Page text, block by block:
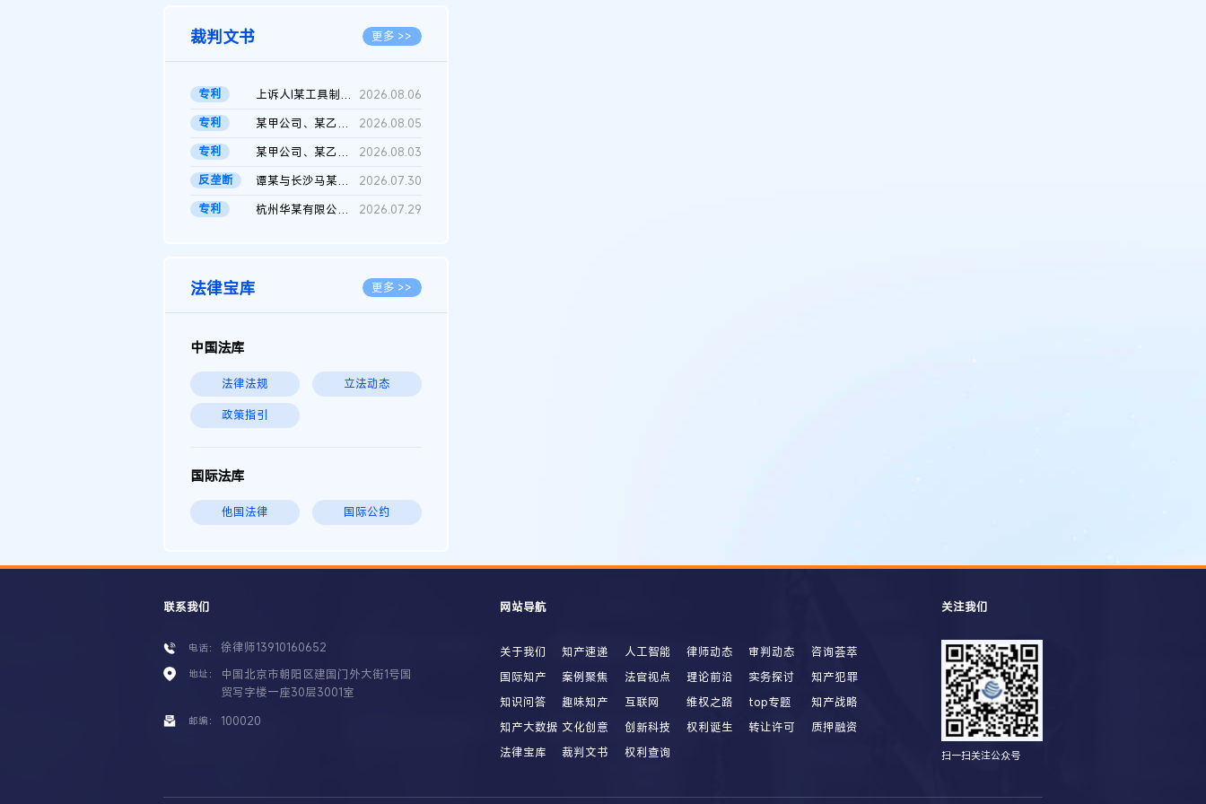
裁判文书 更多 >>
专利 上诉人I某工具制品有限公司与被上诉人程某及一审被告中华人民共和...
2026.08.06
专利
某甲公司、某乙公司、某丙公司申请诉前行为保全复议裁定书
2026.08.05
专利
某甲公司、某乙公司、官某与某丙公司专利申请权权属纠纷 二审判决...
2026.08.03
反垄断
谭某与长沙马某堆农产品股份有限公司滥用市场支配地位纠纷二审裁...
2026.07.30
专利
杭州华某有限公司与菲某有限公司侵害发明专利权纠纷 2026.07.29
法律宝库 更多 >>
中国法库
法律法规 立法动态
政策指引
国际法库
他国法律 国际公约
联系我们
电话： 徐律师13910160652
地址：
中国北京市朝阳区建国门外大街1号国
贸写字楼一座30层3001室
邮编： 100020
网站导航
关于我们 知产速递 人工智能 律师动态 审判动态
咨询荟萃
国际知产
案例聚焦 法官视点 理论前沿 实务探讨
知产犯罪
知识问答
趣味知产 互联网 维权之路 top专题
知产战略
知产大数据 文化创意 创新科技 权利诞生 转让许可
质押融资
法律宝库
裁判文书 权利查询
关注我们
扫一扫关注公众号